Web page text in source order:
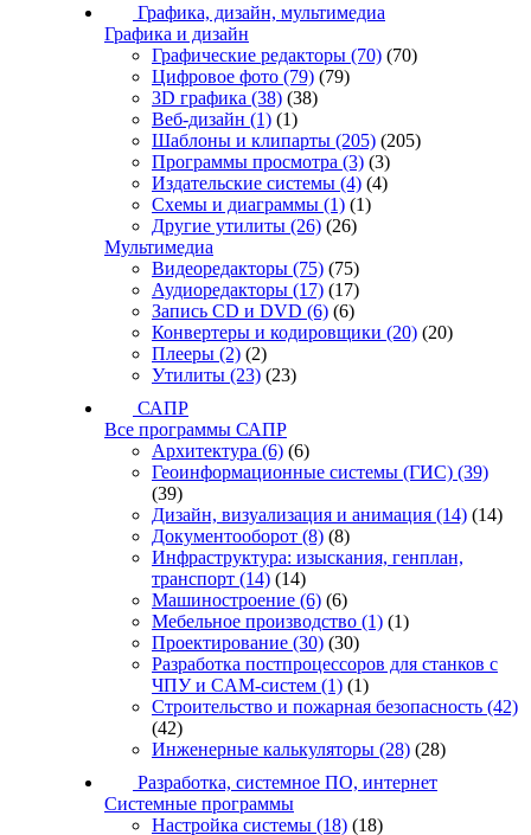
Графика, дизайн, мультимедиа
Графика и дизайн
Графические редакторы (70) (70)
Цифровое фото (79) (79)
3D графика (38) (38)
Веб-дизайн (1) (1)
Шаблоны и клипарты (205) (205)
Программы просмотра (3) (3)
Издательские системы (4) (4)
Схемы и диаграммы (1) (1)
Другие утилиты (26) (26)
Мультимедиа
Видеоредакторы (75) (75)
Аудиоредакторы (17) (17)
Запись CD и DVD (6) (6)
Конвертеры и кодировщики (20) (20)
Плееры (2) (2)
Утилиты (23) (23)
САПР
Все программы САПР
Архитектура (6) (6)
Геоинформационные системы (ГИС) (39)
(39)
Дизайн, визуализация и анимация (14) (14)
Документооборот (8) (8)
Инфраструктура: изыскания, генплан,
транспорт (14) (14)
Машиностроение (6) (6)
Мебельное производство (1) (1)
Проектирование (30) (30)
Разработка постпроцессоров для станков с
ЧПУ и CAM-систем (1) (1)
Строительство и пожарная безопасность (42)
(42)
Инженерные калькуляторы (28) (28)
Разработка, системное ПО, интернет
Системные программы
Настройка системы (18) (18)